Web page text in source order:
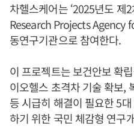
차헬스케어는 ‘2025년도 제
Research Projects Agency
동연구기관으로 참여한다.
이 프로젝트는 보건안보 확
이오헬스 초격차 기술 확보,
등 시급히 해결이 필요한 5
하기 위한 국민 체감형 연구